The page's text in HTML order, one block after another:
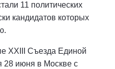
11 политических
кандидатов которых
XXIII Съезда Единой
28 июня в Москве с